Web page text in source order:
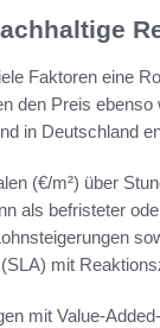
Faktoren eine
den Preis
in Deutschland
(€/m²) über
als befristeter
mit
mit Value-